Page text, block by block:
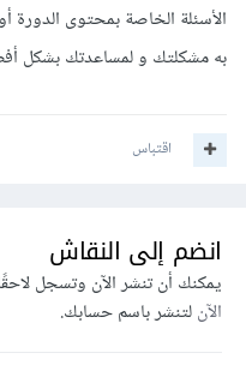
الأسئلة الخاصة بمحتوى الدورة
به مشكلتك و لمساعدتك بشكل
اقتباس
انضم إلى النقاش
يمكنك أن تنشر الآن وتسجل
الآنلتنشر باسم حسابك.